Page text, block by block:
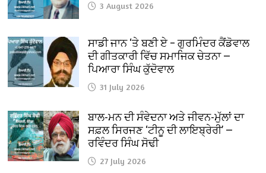
3 August 2026
ਸਾਡੀ ਜਾਨ ‘ਤੇ ਬਣੀ ਏ – ਗੁਰਮਿੰਦਰ ਕੈਂਡੋਵਾਲ
ਦੀ ਗੀਤਕਾਰੀ ਵਿੱਚ ਸਮਾਜਿਕ ਚੇਤਨਾ —
ਪਿਆਰਾ ਸਿੰਘ ਕੁੱਦੋਵਾਲ
31 July 2026
ਬਾਲ-ਮਨ ਦੀ ਸੰਵੇਦਨਾ ਅਤੇ ਜੀਵਨ-ਮੁੱਲਾਂ ਦਾ
ਸਫ਼ਲ ਸਿਰਜਣ ‘ਟੀਨੂ ਦੀ ਲਾਇਬ੍ਰੇਰੀ’ —
ਰਵਿੰਦਰ ਸਿੰਘ ਸੋਢੀ
27 July 2026